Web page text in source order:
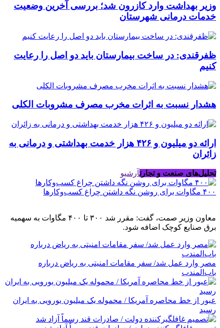
وزیر بهداشت وارد کازرون شد؛ بررسی آخرین وضعیت
خدمات درمانی شهرستان
ظفرقندی: در ساخت بیمارستان باید دو اصل را رعایت
کنیم
هشدار نسبت به اثرات مخرب مصرف مشروبات الکلی
ارائه دو میلیون و ۴۲۶ هزار خدمت بهداشتی و درمانی به
زائران
تحلیل‌های صنعت و تجارتآرشیو
۴۰۰ مگاوات برای روشن نگه داشتن چراغ کسب‌وکار‌ها
معاون وزیر صمت، گفت: مقرر شد ۳۰۰ تا ۴۰۰ مگاوات به سهمیه
برق صنایع کوچک اضافه شود.
مصر وارد عمل شد/ سفر مقامات امنیتی به ریاض درباره
باب‌المندب
عبور از خط محاصره آمریکا / محموله یک میلیون یورویی به ایران
رسید